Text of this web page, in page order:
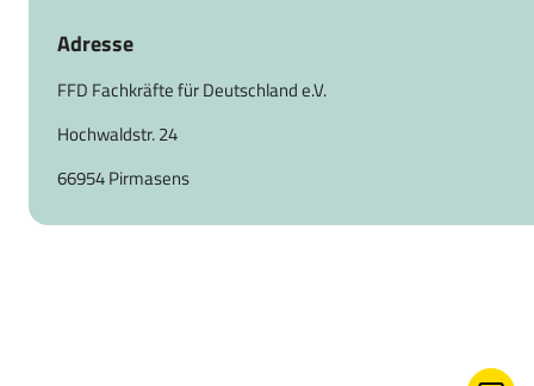
Adresse
FFD Fachkräfte für Deutschland e.V.
Hochwaldstr. 24
66954 Pirmasens